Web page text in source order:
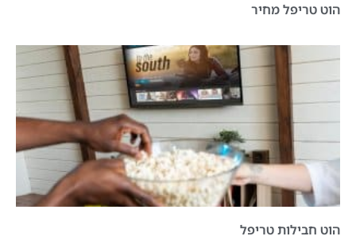
הוט טריפל מחיר
הוט חבילות טריפל